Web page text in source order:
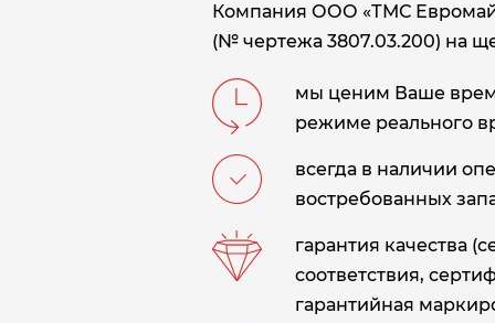
Компания ООО «ТМС
(№ чертежа 3807.03.200) на
мы ценим Ваше
режиме реального
всегда в наличии
востребованных
гарантия качества
соответствия,
гарантийная